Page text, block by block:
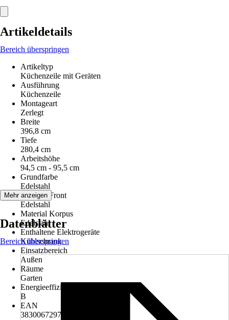
Artikeldetails
Bereich überspringen
Artikeltyp
Küchenzeile mit Geräten
Ausführung
Küchenzeile
Montageart
Zerlegt
Breite
396,8 cm
Tiefe
280,4 cm
Arbeitshöhe
94,5 cm - 95,5 cm
Grundfarbe
Edelstahl
Material Front
Edelstahl
Material Korpus
Edelstahl
Enthaltene Elektrogeräte
Kühlschrank
Einsatzbereich
Außen
Räume
Garten
Energieeffizienzklasse Kühlschrank
B
EAN
3830067297801
Mehr anzeigen
Datenblätter
Bereich überspringen